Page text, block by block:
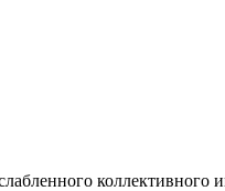
коллективного